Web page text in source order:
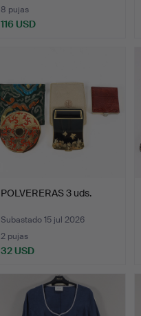
8 pujas
116 USD
POLVERERAS 3 uds.
Subastado 15 jul 2026
2 pujas
32 USD